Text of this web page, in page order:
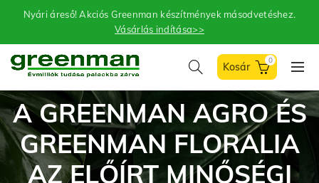
Nyári áreső! Akciós Greenman készítmények másodvetéshez.
Vásárlás indítása>>
0
A GREENMAN AGRO ÉS
GREENMAN FLORALIA
AZ ELŐÍRT MINŐSÉGI